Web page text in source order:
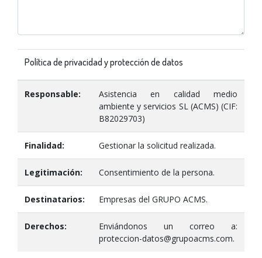
Política de privacidad y protección de datos
Responsable:
Asistencia en calidad medio
ambiente y servicios SL (ACMS) (CIF:
B82029703)
Finalidad: Gestionar la solicitud realizada.
Legitimación: Consentimiento de la persona.
Destinatarios: Empresas del GRUPO ACMS.
Derechos:
Enviándonos un correo a:
proteccion-datos@grupoacms.com.